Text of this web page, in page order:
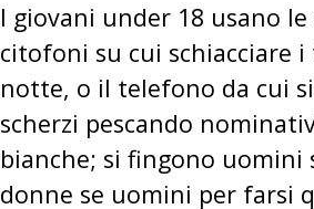
I giovani under 18 usano
citofoni su cui schiacciare
notte, o il telefono da cui
scherzi pescando
bianche; si fingono uomini
donne se uomini per farsi